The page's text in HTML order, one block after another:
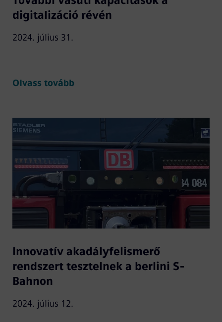
digitalizáció révén
2024. július 31.
Olvass tovább
Innovatív akadályfelismerő
rendszert tesztelnek a berlini S-
Bahnon
2024. július 12.